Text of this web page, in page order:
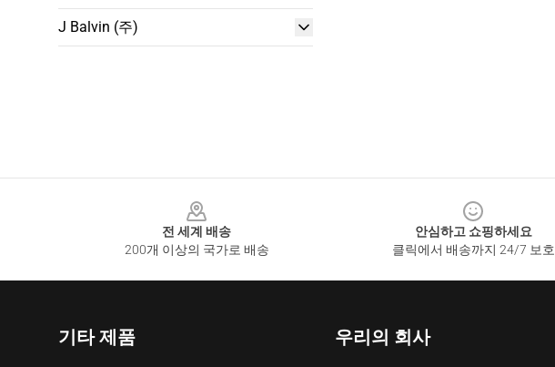
J Balvin (주)
전 세계 배송
200개 이상의 국가로 배송
안심하고 쇼핑하세요
클릭에서 배송까지 24/7 보호
기타 제품 우리의 회사